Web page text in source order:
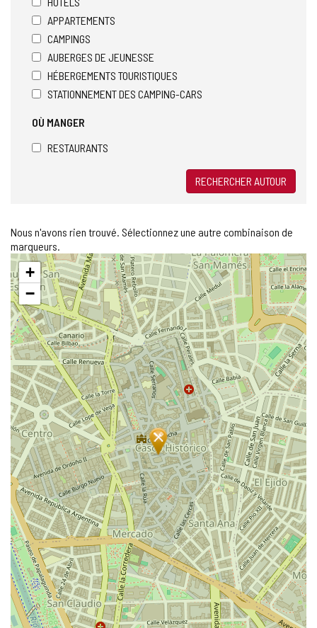
APPARTEMENTS
CAMPINGS
AUBERGES DE JEUNESSE
HÉBERGEMENTS TOURISTIQUES
STATIONNEMENT DES CAMPING-CARS
OÙ MANGER
RESTAURANTS
RECHERCHER AUTOUR
Nous n'avons rien trouvé. Sélectionnez une autre combinaison de
marqueurs.
Sauter
la
carte
+
−